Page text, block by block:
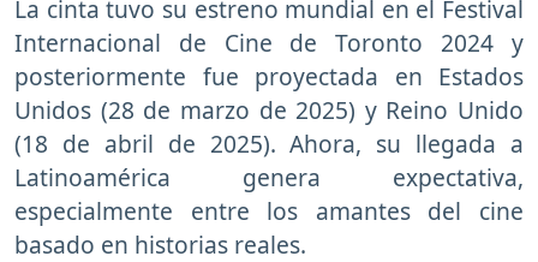
La cinta tuvo su estreno mundial en el Festival
Internacional de Cine de Toronto 2024 y
posteriormente fue proyectada en Estados
Unidos (28 de marzo de 2025) y Reino Unido
(18 de abril de 2025). Ahora, su llegada a
Latinoamérica genera expectativa,
especialmente entre los amantes del cine
basado en historias reales.